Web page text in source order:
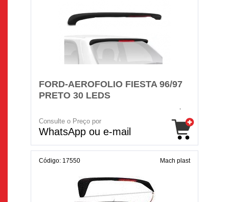
FORD-AEROFOLIO FIESTA 96/97
PRETO 30 LEDS
Consulte o Preço por
WhatsApp ou e-mail
Código: 17550 Mach plast